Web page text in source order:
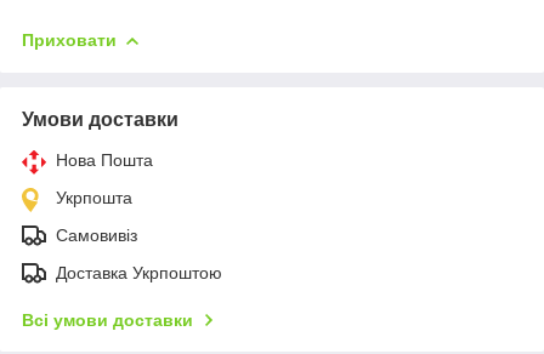
Приховати
Умови доставки
Нова Пошта
Укрпошта
Самовивіз
Доставка Укрпоштою
Всі умови доставки